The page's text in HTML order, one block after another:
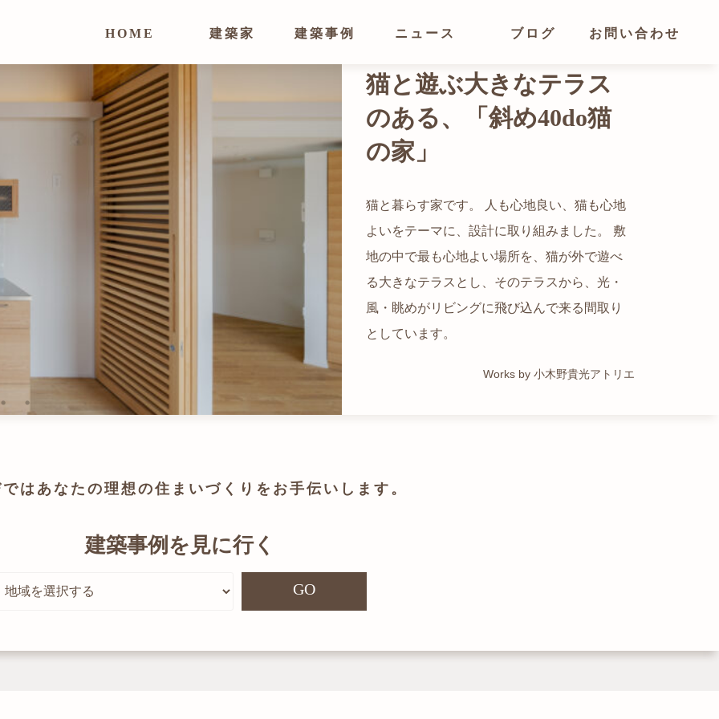
HOME 建築家 建築事例 ニュース ブログ お問い合わせ
猫と暮らす家です。 人も心地良い、猫も心地
よいをテーマに、設計に取り組みました。 敷
地の中で最も心地よい場所を、猫が外で遊べ
る大きなテラスとし、そのテラスから、光・
風・眺めがリビングに飛び込んで来る間取り
としています。
Works by 小木野貴光アトリエ
光が溢れ、広がりある
都心でありながらも緑の多いエリアです。 そ
の緑の借景も取り入れること、窓の配置を工
夫することで、光を取り入れながらも、カー
テンを閉じずに生活できる様設計していま
す。
Works by トレイルアーキテクツ 一級建築士事務所
自然の中の岩山を切り開いて造った、ワイル
ドなゲストハウスをイメージした空間が広が
る都市型住宅です。
Works by ZAG空間設計舎
かつての機織り工場が、その趣を残しつつ孫
世帯の住居へと蘇りました。
Works by ZAG空間設計舎
は あなたの理想の住まいづくりを お手伝いします。
建築事例を見に行く
GO